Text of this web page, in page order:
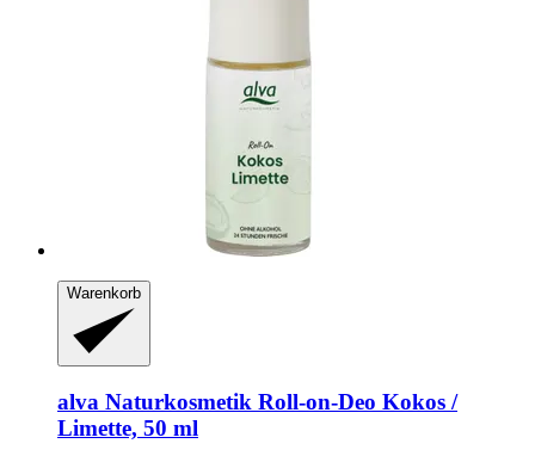
Warenkorb
alva Naturkosmetik Roll-​on-​Deo Kokos /
Limette, 50 ml